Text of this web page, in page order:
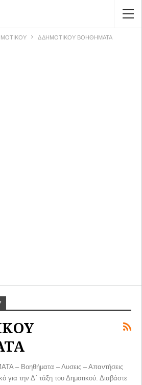
Δ ΔΗΜΟΤΙΚΟΥ ΒΟΗΘΗΜΑΤΑ
– Βοηθήματα – Λυσεις – Απαντήσεις
για την Δ΄ τάξη του Δημοτικού. Διαβάστε